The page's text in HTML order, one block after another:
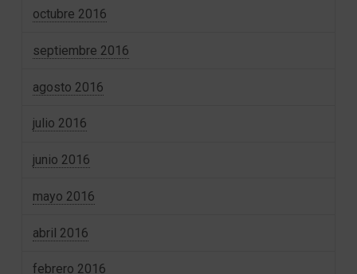
octubre 2016
septiembre 2016
agosto 2016
julio 2016
junio 2016
mayo 2016
abril 2016
febrero 2016